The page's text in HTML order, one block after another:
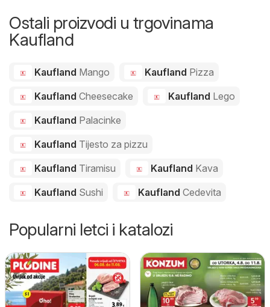
Ostali proizvodi u trgovinama
Kaufland
Kaufland Mango Kaufland Pizza
Kaufland Cheesecake Kaufland Lego
Kaufland Palacinke
Kaufland Tijesto za pizzu
Kaufland Tiramisu Kaufland Kava
Kaufland Sushi Kaufland Cedevita
Popularni letci i katalozi